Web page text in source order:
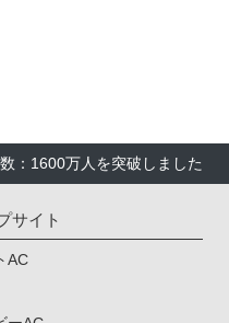
：1600万人を突破しました
サイト
AC